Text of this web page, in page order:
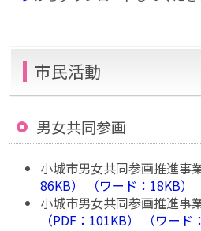
市民活動
男女共同参画
小城市男女共同参画推進事
86KB）
（ワード：18KB）
小城市男女共同参画推進事
（PDF：101KB）
（ワード